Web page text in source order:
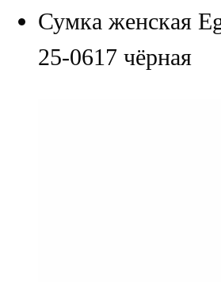
Сумка женская
25-0617 чёрная